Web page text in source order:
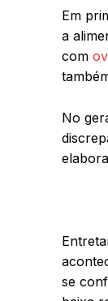
Em
a
com
No
se